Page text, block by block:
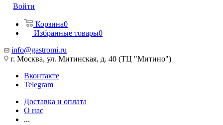
Войти
Корзина0
Избранные товары0
info@gastromi.ru
г. Москва, ул. Митинская, д. 40 (ТЦ "Митино")
Вконтакте
Telegram
Доставка и оплата
О нас
...